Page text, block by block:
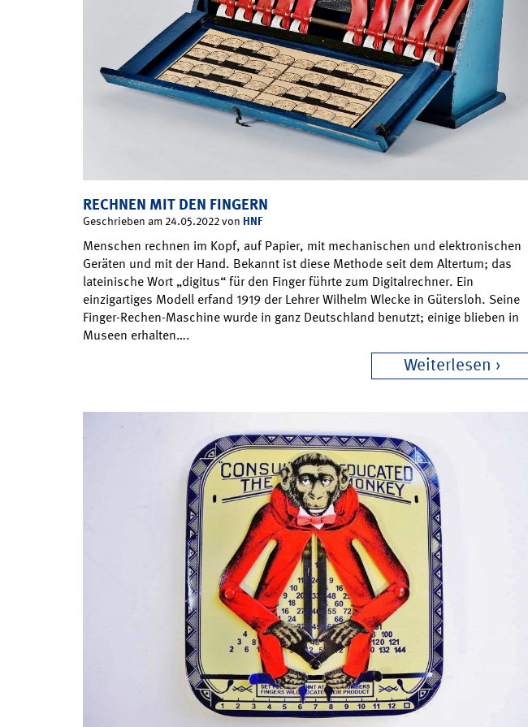
RECHNEN MIT DEN FINGERN
Geschrieben am 24.05.2022 von HNF
Menschen rechnen im Kopf, auf Papier, mit mechanischen und elektronischen
Geräten und mit der Hand. Bekannt ist diese Methode seit dem Altertum; das
lateinische Wort „digitus“ für den Finger führte zum Digitalrechner. Ein
einzigartiges Modell erfand 1919 der Lehrer Wilhelm Wlecke in Gütersloh. Seine
Finger-Rechen-Maschine wurde in ganz Deutschland benutzt; einige blieben in
Museen erhalten….
Weiterlesen